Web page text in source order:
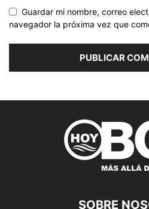
Guardar mi nombre, correo
navegador la próxima vez que
SOBRE